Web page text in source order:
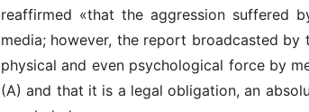
reaffirmed «that the aggression suffered
media; however, the report broadcasted
physical and even psychological force by
(A) and that it is a legal obligation, an